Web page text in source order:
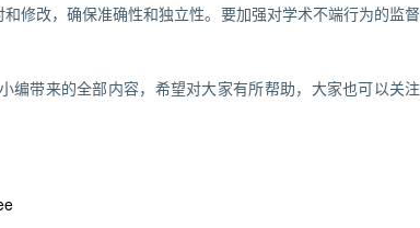
修改，确保准确性和独立性。要加强对学术不端行为的监
编带来的全部内容，希望对大家有所帮助，大家也可以关